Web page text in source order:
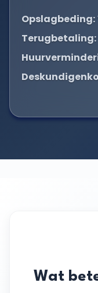
Opslagbeding:
Terugbetaling:
Wat